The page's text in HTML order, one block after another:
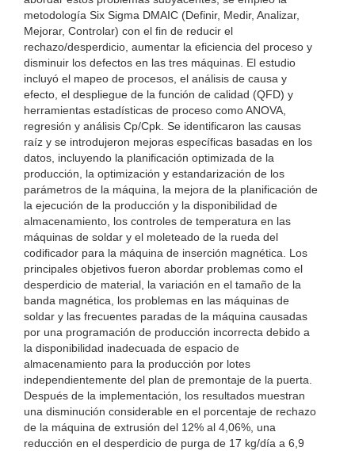
metodología Six Sigma DMAIC (Definir, Medir, Analizar,
Mejorar, Controlar) con el fin de reducir el
rechazo/desperdicio, aumentar la eficiencia del proceso y
disminuir los defectos en las tres máquinas. El estudio
incluyó el mapeo de procesos, el análisis de causa y
efecto, el despliegue de la función de calidad (QFD) y
herramientas estadísticas de proceso como ANOVA,
regresión y análisis Cp/Cpk. Se identificaron las causas
raíz y se introdujeron mejoras específicas basadas en los
datos, incluyendo la planificación optimizada de la
producción, la optimización y estandarización de los
parámetros de la máquina, la mejora de la planificación de
la ejecución de la producción y la disponibilidad de
almacenamiento, los controles de temperatura en las
máquinas de soldar y el moleteado de la rueda del
codificador para la máquina de inserción magnética. Los
principales objetivos fueron abordar problemas como el
desperdicio de material, la variación en el tamaño de la
banda magnética, los problemas en las máquinas de
soldar y las frecuentes paradas de la máquina causadas
por una programación de producción incorrecta debido a
la disponibilidad inadecuada de espacio de
almacenamiento para la producción por lotes
independientemente del plan de premontaje de la puerta.
Después de la implementación, los resultados muestran
una disminución considerable en el porcentaje de rechazo
de la máquina de extrusión del 12% al 4,06%, una
reducción en el desperdicio de purga de 17 kg/día a 6,9